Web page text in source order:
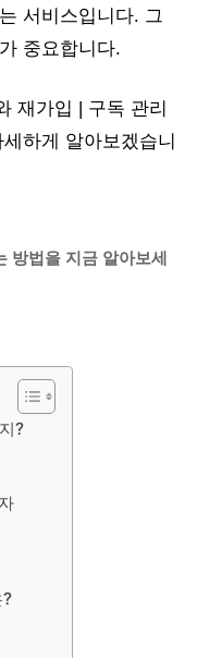
서비스입니다. 그
중요합니다.
재가입 | 구독 관리
하게 알아보겠습니
방법을 지금 알아보세
?